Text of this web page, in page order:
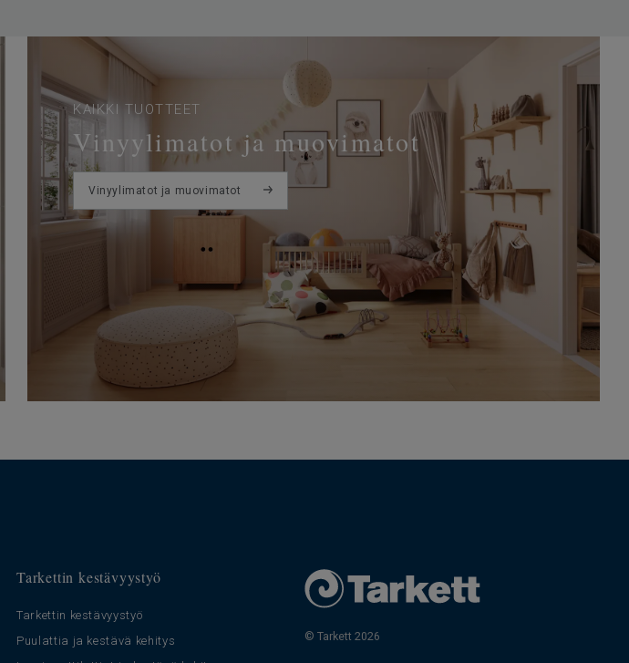
KAIKKI TUOTTEET
Vinyylimatot ja muovimatot
Vinyylimatot ja muovimatot
Tarkettin kestävyystyö
Tarkettin kestävyystyö
Puulattia ja kestävä kehitys
© Tarkett 2026